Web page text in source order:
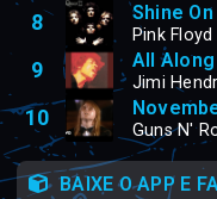
8 Shine
Pink Floyd
9 All
Jimi
10
Guns N'
BAIXE O APP E